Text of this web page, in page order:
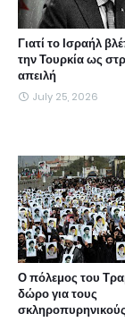
Γιατί το Ισραήλ
την Τουρκία ως
απειλή
July 25, 2026
Ο πόλεμος του
δώρο για τους